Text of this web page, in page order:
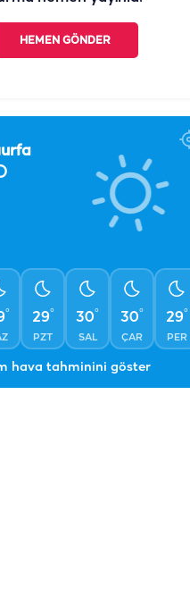
Gönder
istiyorsun? O zaman
HEMEN GÖNDER